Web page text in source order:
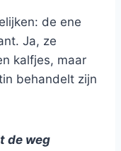
de ene
Ja, ze
kalfjes, maar
behandelt zijn
de weg